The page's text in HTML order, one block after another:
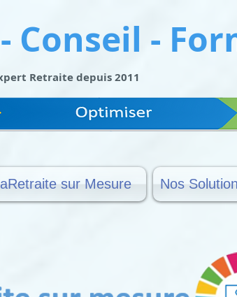
Conseil -
Retraite depuis 2011
sur Mesure Nos